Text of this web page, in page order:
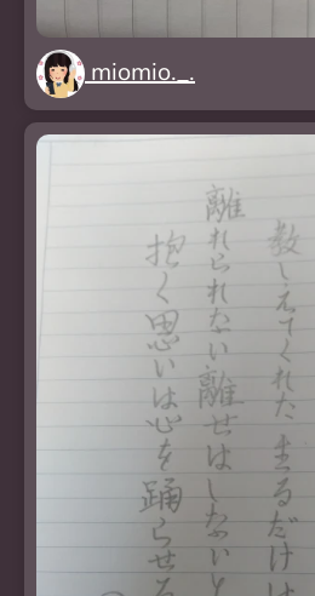
miomio._.